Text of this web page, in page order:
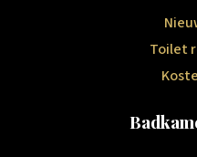
Toilet